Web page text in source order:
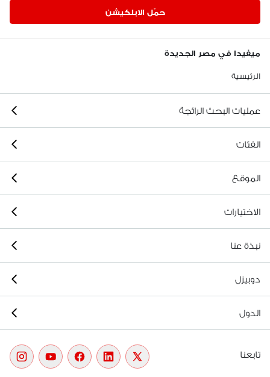
حمّل الابلكيشن
ميفيدا في مصر الجديدة
الرئيسية
عمليات البحث الرائجة
الفئات
الموقع
الاختيارات
نبذة عنا
دوبيزل
الدول
تابعنا